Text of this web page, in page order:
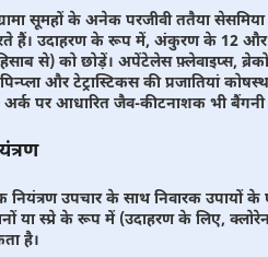
सूमहों के अनेक परजीवी ततैया
हैं। उदाहरण के रूप में, अंकुरण के 12 और
से) को छोड़ें। अपेंटेलेस फ़्लेवाइप्स,
और टेट्रास्टिकस की प्रजातियां
पर आधारित जैव-कीटनाशक भी बैंगनी
नियंत्रण उपचार के साथ निवारक उपायों
या स्प्रे के रूप में (उदाहरण के लिए,
है।